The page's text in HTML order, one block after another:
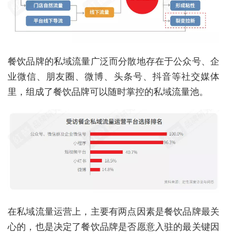
餐饮品牌的私域流量广泛而分散地存在于公众号、企
业微信、朋友圈、微博、头条号、抖音等社交媒体
里，组成了餐饮品牌可以随时掌控的私域流量池。
在私域流量运营上，主要有两点因素是餐饮品牌最关
心的，也是决定了餐饮品牌是否愿意入驻的最关键因